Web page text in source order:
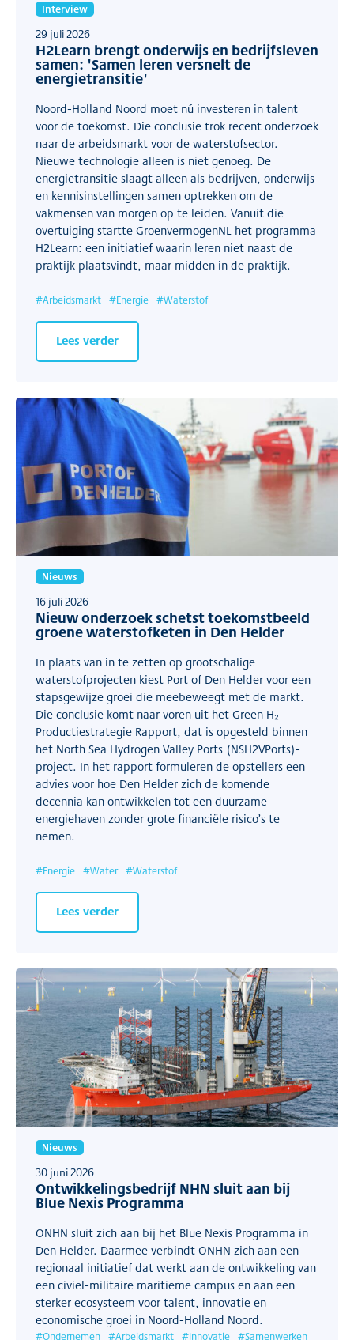
Interview
29 juli 2026
H2Learn brengt onderwijs en bedrijfsleven
samen: 'Samen leren versnelt de
energietransitie'
Noord-Holland Noord moet nú investeren in talent
voor de toekomst. Die conclusie trok recent onderzoek
naar de arbeidsmarkt voor de waterstofsector.
Nieuwe technologie alleen is niet genoeg. De
energietransitie slaagt alleen als bedrijven, onderwijs
en kennisinstellingen samen optrekken om de
vakmensen van morgen op te leiden. Vanuit die
overtuiging startte GroenvermogenNL het programma
H2Learn: een initiatief waarin leren niet naast de
praktijk plaatsvindt, maar midden in de praktijk.
#Arbeidsmarkt #Energie #Waterstof
Lees verder
Nieuws
16 juli 2026
Nieuw onderzoek schetst toekomstbeeld
groene waterstofketen in Den Helder
In plaats van in te zetten op grootschalige
waterstofprojecten kiest Port of Den Helder voor een
stapsgewijze groei die meebeweegt met de markt.
Die conclusie komt naar voren uit het Green H₂
Productiestrategie Rapport, dat is opgesteld binnen
het North Sea Hydrogen Valley Ports (NSH2VPorts)-
project. In het rapport formuleren de opstellers een
advies voor hoe Den Helder zich de komende
decennia kan ontwikkelen tot een duurzame
energiehaven zonder grote financiële risico’s te
nemen.
#Energie #Water #Waterstof
Lees verder
Nieuws
30 juni 2026
Ontwikkelingsbedrijf NHN sluit aan bij
Blue Nexis Programma
ONHN sluit zich aan bij het Blue Nexis Programma in
Den Helder. Daarmee verbindt ONHN zich aan een
regionaal initiatief dat werkt aan de ontwikkeling van
een civiel-militaire maritieme campus en aan een
sterker ecosysteem voor talent, innovatie en
economische groei in Noord-Holland Noord.
#Ondernemen #Arbeidsmarkt #Innovatie #Samenwerken